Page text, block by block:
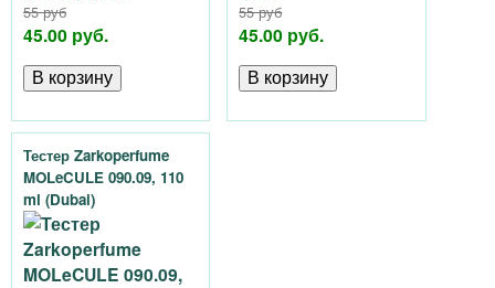
55 руб
45.00 руб.
55 руб
45.00 руб.
Тестер Zarkoperfume
MOLeCULE 090.09, 110
ml (Dubai)